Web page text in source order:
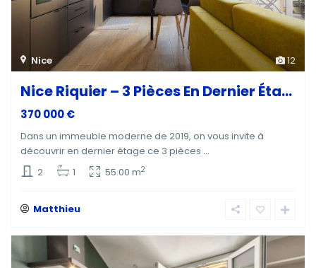
12
Nice
Nice Riquier – 3 Pièces En Dernier Éta...
370 000 €
Dans un immeuble moderne de 2019, on vous invite à
découvrir en dernier étage ce 3 pièces ...
2
1 55.00 m2
Matthieu